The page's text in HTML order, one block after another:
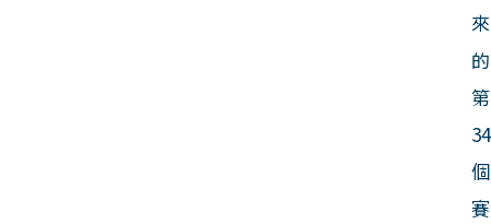
來
的
第
34
個
賽